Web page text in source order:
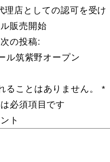
理店としての認可を受け
販売開始
次の投稿:
ル筑紫野オープン
ることはありません。
*
必須項目です
ト